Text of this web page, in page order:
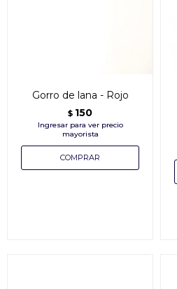
Gorro de lana - Rojo
$ 150